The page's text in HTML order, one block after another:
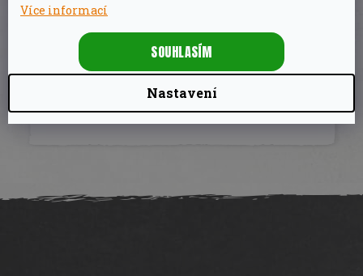
Více informací
Nastavení
SOUHLASÍM
Kategorie
grilování
Záruka 2 roky
8713058142692
á